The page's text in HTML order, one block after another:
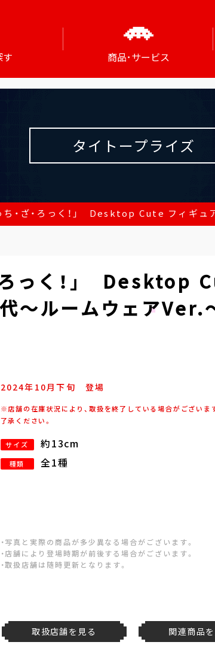
す 商品･サービス
タイトープライズ
ち・ざ・ろっく！」 Desktop Cute フィギ
ろっく！」 Desktop
～ルームウェアVer.
2024年 10月下旬 登場
※店舗の在庫状況により、取扱を終了している場合がございま
了承ください。
サイズ 約13cm
種類 全1種
・写真と実際の商品が多少異なる場合がございます。
・店舗により登場時期が前後する場合がございます。
・取扱店舗は随時更新となります。
取扱店舗を見る 関連商品